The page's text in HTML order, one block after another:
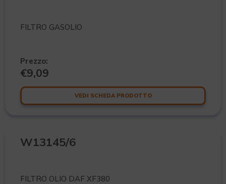
FILTRO GASOLIO
Prezzo:
€9,09
VEDI SCHEDA PRODOTTO
W13145/6
FILTRO OLIO DAF XF380